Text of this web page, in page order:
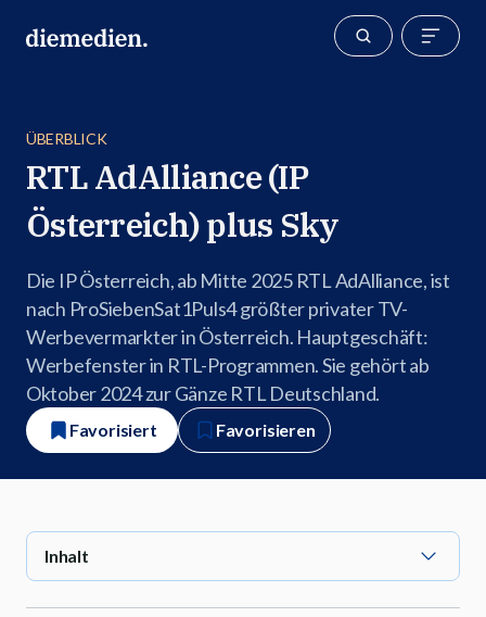
ÜBERBLICK
RTL AdAlliance (IP
Österreich) plus Sky
Die IP Österreich, ab Mitte 2025 RTL AdAlliance, ist
nach ProSiebenSat1Puls4 größter privater TV-
Werbevermarkter in Österreich. Hauptgeschäft:
Werbefenster in RTL-Programmen. Sie gehört ab
Oktober 2024 zur Gänze RTL Deutschland.
Favorisiert Favorisieren
Inhalt